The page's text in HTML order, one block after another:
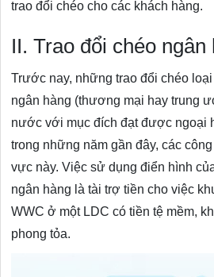
trao đổi chéo cho các khách hàng.
II. Trao đổi chéo ngân
Trước nay, những trao đổi chéo
ngân hàng (thương mại hay trung
nước với mục đích đạt được ngoại
trong những năm gần đây, các
vực này. Việc sử dụng điển hình
ngân hàng là tài trợ tiền cho việc
WWC ở một LDC có tiền tệ mềm,
phong tỏa.